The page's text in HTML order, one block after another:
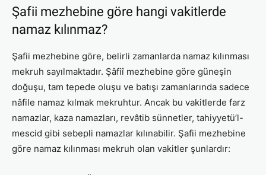
Şafii mezhebine göre hangi vakitlerde
namaz kılınmaz?
Şafii mezhebine göre, belirli zamanlarda namaz kılınması
mekruh sayılmaktadır. Şâfiî mezhebine göre güneşin
doğuşu, tam tepede oluşu ve batışı zamanlarında sadece
nâfile namaz kılmak mekruhtur. Ancak bu vakitlerde farz
namazlar, kaza namazları, revâtib sünnetler, tahiyyetü’l-
mescid gibi sebepli namazlar kılınabilir. Şafii mezhebine
göre namaz kılınması mekruh olan vakitler şunlardır: